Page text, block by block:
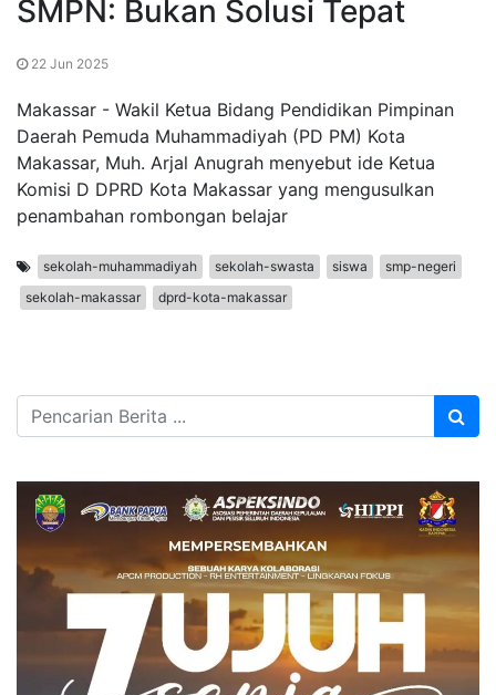
SMPN: Bukan Solusi Tepat
22 Jun 2025
Makassar - Wakil Ketua Bidang Pendidikan Pimpinan
Daerah Pemuda Muhammadiyah (PD PM) Kota
Makassar, Muh. Arjal Anugrah menyebut ide Ketua
Komisi D DPRD Kota Makassar yang mengusulkan
penambahan rombongan belajar
sekolah-muhammadiyah sekolah-swasta siswa
smp-negeri
sekolah-makassar
dprd-kota-makassar